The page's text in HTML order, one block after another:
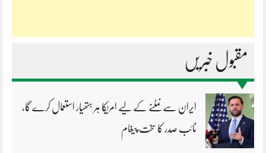
مقبول خبریں
ایران سے نمٹنے کے لیے امریکا ہر ہتھیار استعمال کرے گا،
نائب صدر کا سخت پیغام